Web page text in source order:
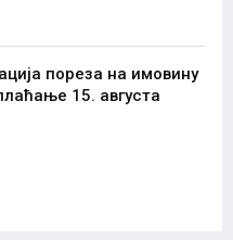
пореза на имовину
15. августа